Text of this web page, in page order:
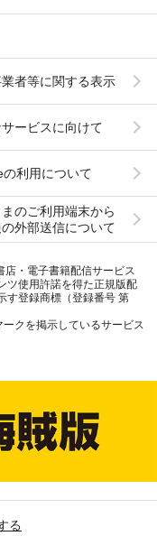
者等に関する表示
ービスに向けて
の利用について
のご利用端末から
外部送信について
・電子書籍配信サービス
ツ使用許諾を得た正規版配
す登録商標（登録番号 第
クを掲示しているサービス
る